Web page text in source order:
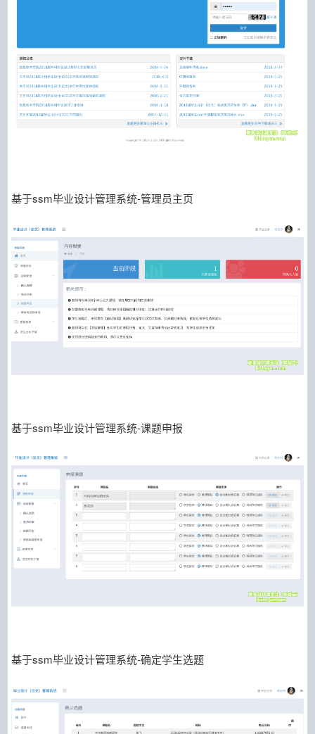
基于ssm毕业设计管理系统-管理员主页
基于ssm毕业设计管理系统-课题申报
基于ssm毕业设计管理系统-确定学生选题